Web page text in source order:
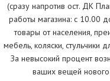
(сразу напротив ост. ДК
работы магазина: с 10.00
товары от населения,
мебель, коляски, стульчики
За невысокий процент
ваших вещей